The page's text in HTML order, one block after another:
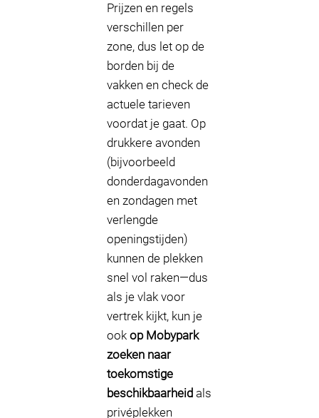
Prijzen en regels
verschillen per
zone, dus let op de
borden bij de
vakken en check de
actuele tarieven
voordat je gaat. Op
drukkere avonden
(bijvoorbeeld
donderdagavonden
en zondagen met
verlengde
openingstijden)
kunnen de plekken
snel vol raken—dus
als je vlak voor
vertrek kijkt, kun je
ook op Mobypark
zoeken naar
toekomstige
beschikbaarheid als
privéplekken